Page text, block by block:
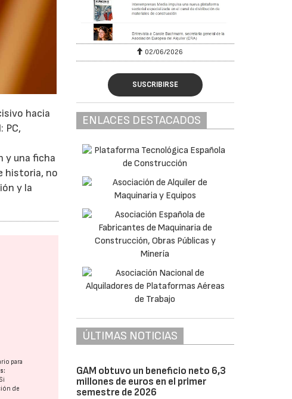
hacia
PC,
y una ficha
historia, no
y la
para
de
02/06/2026
SUSCRIBIRSE
ENLACES DESTACADOS
ÚLTIMAS NOTICIAS
GAM obtuvo un beneficio neto 6,3
millones de euros en el primer
semestre de 2026